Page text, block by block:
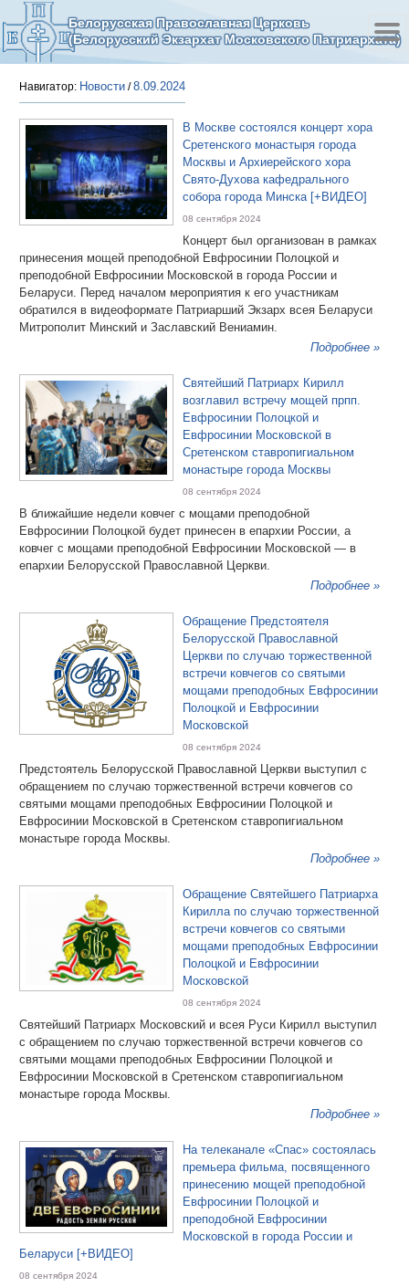
Белорусская Православная Церковь
(Белорусский Экзархат Московского Патриархата)
Навигатор: Новости /8.09.2024
В Москве состоялся концерт хора
Сретенского монастыря города
Москвы и Архиерейского хора
Свято-Духова кафедрального
собора города Минска [+ВИДЕО]
08 сентября 2024
Концерт был организован в рамках
принесения мощей преподобной Евфросинии Полоцкой и
преподобной Евфросинии Московской в города России и
Беларуси. Перед началом мероприятия к его участникам
обратился в видеоформате Патриарший Экзарх всея Беларуси
Митрополит Минский и Заславский Вениамин.
Подробнее »
Святейший Патриарх Кирилл
возглавил встречу мощей прпп.
Евфросинии Полоцкой и
Евфросинии Московской в
Сретенском ставропигиальном
монастыре города Москвы
08 сентября 2024
В ближайшие недели ковчег с мощами преподобной
Евфросинии Полоцкой будет принесен в епархии России, а
ковчег с мощами преподобной Евфросинии Московской — в
епархии Белорусской Православной Церкви.
Подробнее »
Обращение Предстоятеля
Белорусской Православной
Церкви по случаю торжественной
встречи ковчегов со святыми
мощами преподобных Евфросинии
Полоцкой и Евфросинии
Московской
08 сентября 2024
Предстоятель Белорусской Православной Церкви выступил с
обращением по случаю торжественной встречи ковчегов со
святыми мощами преподобных Евфросинии Полоцкой и
Евфросинии Московской в Сретенском ставропигиальном
монастыре города Москвы.
Подробнее »
Обращение Святейшего Патриарха
Кирилла по случаю торжественной
встречи ковчегов со святыми
мощами преподобных Евфросинии
Полоцкой и Евфросинии
Московской
08 сентября 2024
Святейший Патриарх Московский и всея Руси Кирилл выступил
с обращением по случаю торжественной встречи ковчегов со
святыми мощами преподобных Евфросинии Полоцкой и
Евфросинии Московской в Сретенском ставропигиальном
монастыре города Москвы.
Подробнее »
На телеканале «Спас» состоялась
премьера фильма, посвященного
принесению мощей преподобной
Евфросинии Полоцкой и
преподобной Евфросинии
Московской в города России и
Беларуси [+ВИДЕО]
08 сентября 2024